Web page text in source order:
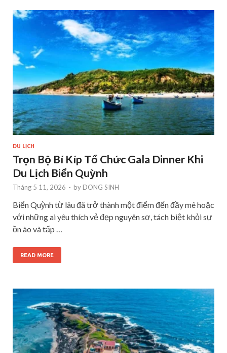
DU LỊCH
Trọn Bộ Bí Kíp Tổ Chức Gala Dinner Khi
Du Lịch Biển Quỳnh
Tháng 5 11, 2026 - by DONG SINH
Biển Quỳnh từ lâu đã trở thành một điểm đến đầy mê hoặc
với những ai yêu thích vẻ đẹp nguyên sơ, tách biệt khỏi sự
ồn ào và tấp …
READ MORE